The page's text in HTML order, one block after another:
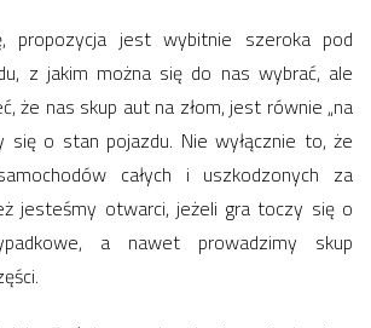
propozycja jest wybitnie szeroka pod
z jakim można się do nas wybrać, ale
że nas skup aut na złom, jest równie „na
się o stan pojazdu. Nie wyłącznie to, że
całych i uszkodzonych za
jesteśmy otwarci, jeżeli gra toczy się o
a nawet prowadzimy skup